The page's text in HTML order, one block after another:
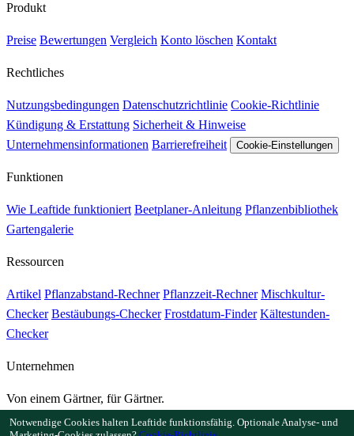
Produkt
Preise Bewertungen Vergleich Konto löschen Kontakt
Rechtliches
Nutzungsbedingungen Datenschutzrichtlinie Cookie-Richtlinie
Kündigung & Erstattung Sicherheit & Hinweise
Unternehmensinformationen Barrierefreiheit Cookie-Einstellungen
Funktionen
Wie Leaftide funktioniert Beetplaner-Anleitung Pflanzenbibliothek
Gartengalerie
Ressourcen
Artikel Pflanzabstand-Rechner Pflanzzeit-Rechner Mischkultur-
Checker Bestäubungs-Checker Frostdatum-Finder Kältestunden-
Checker
Unternehmen
Von einem Gärtner, für Gärtner.
Entwickelt und betreut in Großbritannien.
Notwendige Cookies halten Leaftide funktionsfähig. Optionale Analyse- und